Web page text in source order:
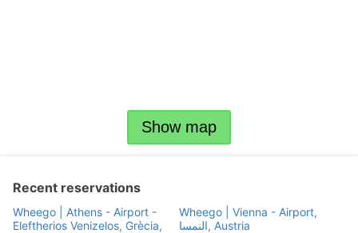
Show map
Recent reservations
Wheego | Athens - Airport -
Eleftherios Venizelos, Grècia,
Wheego | Vienna - Airport,
النمسا, Austria